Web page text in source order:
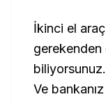
İkinci el
gerekenden
Ve